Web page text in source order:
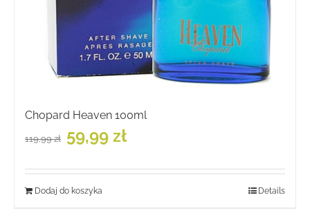
Chopard Heaven 100ml
119,99zł
Pierwotna
cena
119,99 zł.
59,99 złcena
59,99 zł.
Dodaj do koszyka Details